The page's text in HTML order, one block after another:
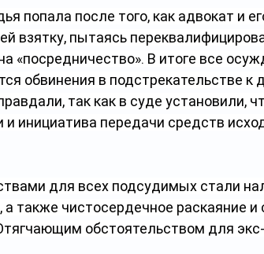
попала после того, как адвокат и
взятку, пытаясь
«посредничество». В итоге все
обвинения в подстрекательстве к
так как в суде установили,
инициатива передачи средств
для всех подсудимых стали
а также чистосердечное раскаяние и
обстоятельством для